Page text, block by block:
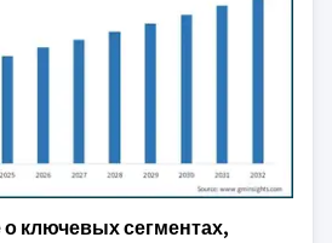
ключевых сегментах,